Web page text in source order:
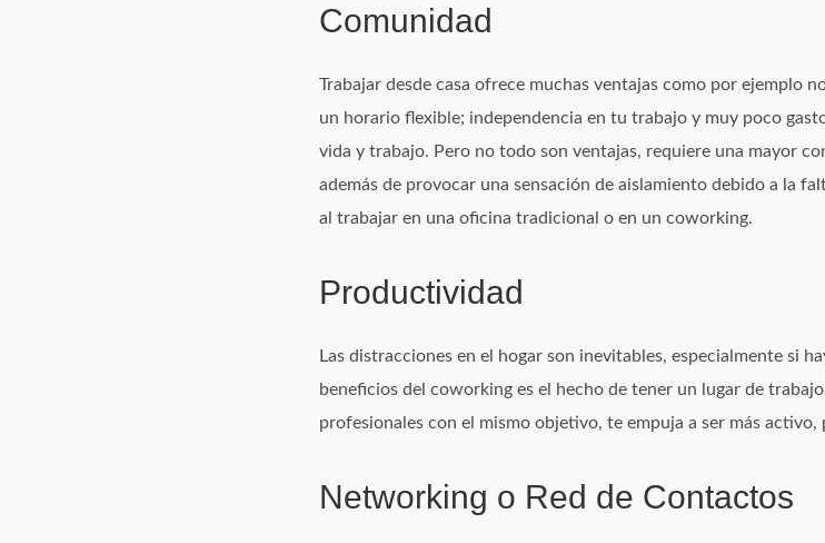
Comunidad
Trabajar desde casa ofrece muchas ventajas como por ejemplo
un horario flexible; independencia en tu trabajo y muy poco
vida y trabajo. Pero no todo son ventajas, requiere una mayor
además de provocar una sensación de aislamiento debido a la
al trabajar en una oficina tradicional o en un coworking.
Productividad
Las distracciones en el hogar son inevitables, especialmente si
beneficios del coworking es el hecho de tener un lugar de
profesionales con el mismo objetivo, te empuja a ser más
Networking o Red de Contactos